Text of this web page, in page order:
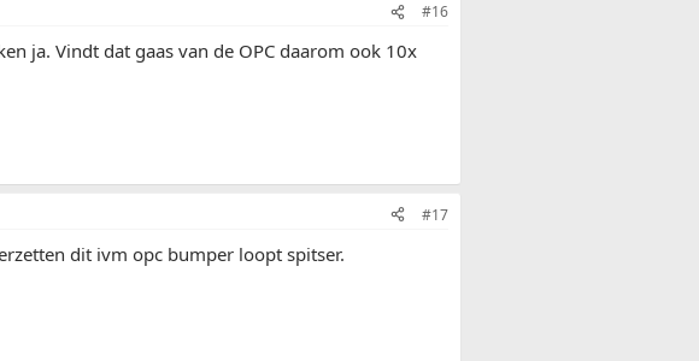
#16
ja. Vindt dat gaas van de OPC daarom ook 10x
#17
dit ivm opc bumper loopt spitser.